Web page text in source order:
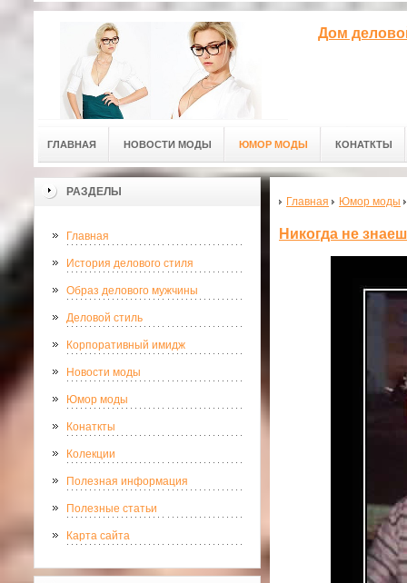
Дом
ГЛАВНАЯ НОВОСТИ МОДЫ ЮМОР МОДЫ КОНАТКТЫ
РАЗДЕЛЫ
Главная
История делового стиля
Образ делового мужчины
Деловой стиль
Корпоративный имидж
Новости моды
Юмор моды
Конаткты
Колекции
Полезная информация
Полезные статьи
Карта сайта
Главная Юмор моды
Никогда не